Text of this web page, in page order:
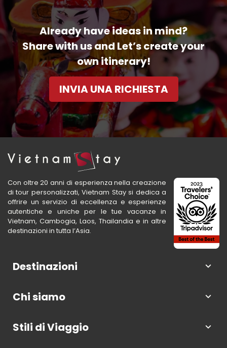
Already have ideas in mind?
Share with us and Let’s create your
own itinerary!
INVIA UNA RICHIESTA
Con oltre 20 anni di esperienza nella creazione
di tour personalizzati, Vietnam Stay si dedica a
offrire un servizio di eccellenza e esperienze
autentiche e uniche per le tue vacanze in
Vietnam, Cambogia, Laos, Thailandia e in altre
destinazioni in tutta l’Asia.
Destinazioni
Chi siamo
Stili di Viaggio